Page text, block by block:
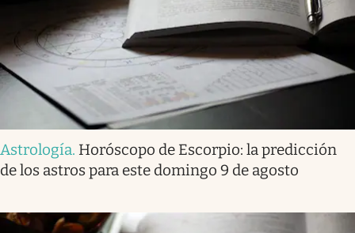
Astrología. Horóscopo de Escorpio: la predicción
de los astros para este domingo 9 de agosto